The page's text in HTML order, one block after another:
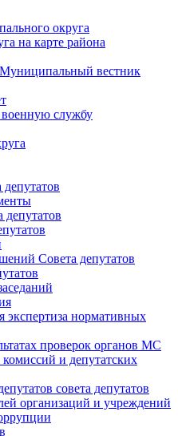
округа
на карте района
вестник
службу
Совета депутатов
экспертиза нормативных
проверок органов МС
и депутатских
совета депутатов
организаций и учреждений